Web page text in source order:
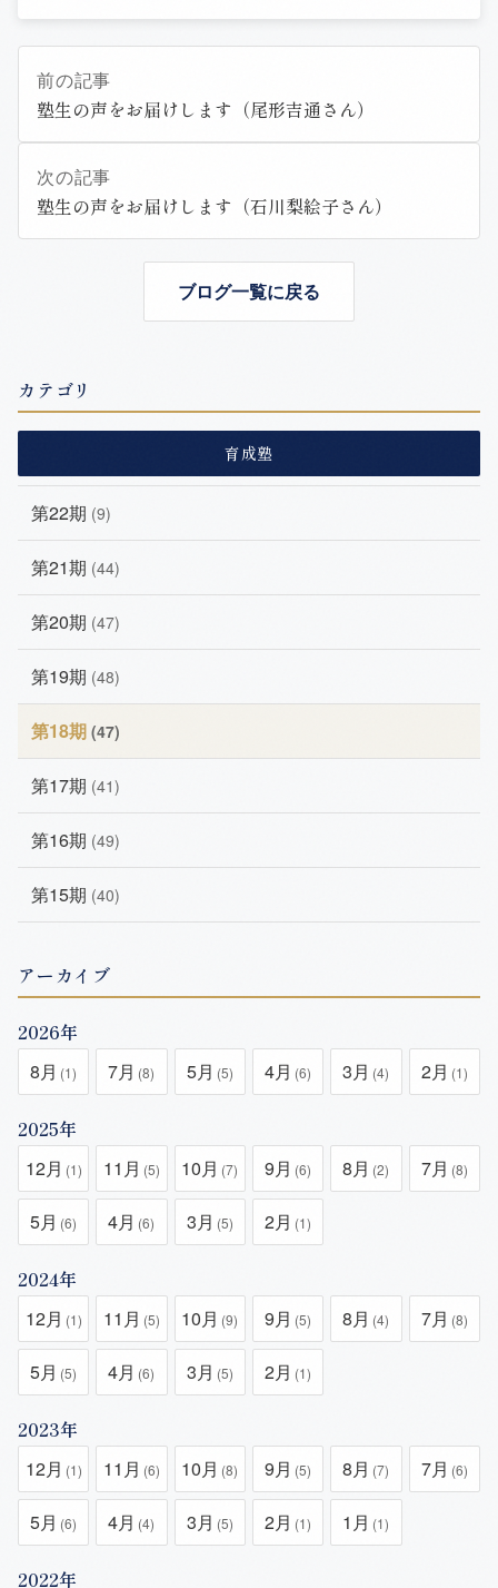
前の記事
塾生の声をお届けします（尾形吉通さん）
次の記事
塾生の声をお届けします（石川梨絵子さん）
ブログ一覧に戻る
カテゴリ
育成塾
第22期 (9)
第21期 (44)
第20期 (47)
第19期 (48)
第18期 (47)
第17期 (41)
第16期 (49)
第15期 (40)
アーカイブ
2026年
8月 (1) 7月 (8) 5月 (5) 4月 (6) 3月 (4) 2月 (1)
2025年
12月 (1) 11月 (5) 10月 (7) 9月 (6) 8月 (2) 7月 (8)
5月 (6) 4月 (6) 3月 (5) 2月 (1)
2024年
12月 (1) 11月 (5) 10月 (9) 9月 (5) 8月 (4) 7月 (8)
5月 (5) 4月 (6) 3月 (5) 2月 (1)
2023年
12月 (1) 11月 (6) 10月 (8) 9月 (5) 8月 (7) 7月 (6)
5月 (6) 4月 (4) 3月 (5) 2月 (1) 1月 (1)
2022年